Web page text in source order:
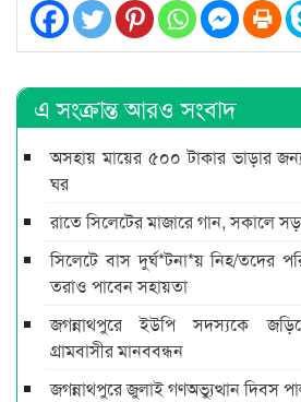
এ সংক্রান্ত আরও সংবাদ
অসহায় মায়ের ৫০০ টাকার ভাড়ার
ঘর
রাতে সিলেটের মাজারে গান, সকালে
সিলেটে বাস দুর্ঘ*টনা*য় নিহ/তদের
তরাও পাবেন সহায়তা
জগন্নাথপুরে ইউপি সদস্যকে
গ্রামবাসীর মানববন্ধন
জগন্নাথপুরে জুলাই গণঅভ্যুত্থান দিবস